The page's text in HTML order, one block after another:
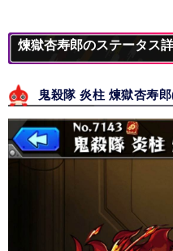
煉獄杏寿郎のステータス
鬼殺隊 炎柱 煉獄杏寿